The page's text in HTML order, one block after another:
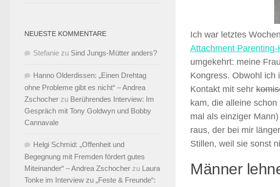
Ich war letztes
Attachment Parenting-
umgekehrt: meine
Kongress. Obwohl ich
Kontakt mit sehr
kam, die alleine
mal als einziger
raus, der bei mir
Stillen, weil sie sonst
Männer
NEUESTE KOMMENTARE
Stefanie zu Sind Jungs-Mütter anders?
Hanno Olderdissen: „Einen Drehtag
ohne Probleme gibt es nicht“ – Andrea
Zschocher zu Berührendes Interview: Im
Gespräch mit Tony Goldwyn und Bobby
Cannavale
Helgi Schmid: „Offenheit und
Begegnung mit Fremden fördert gutes
Miteinander“ – Andrea Zschocher zu Laura
Tonke im Interview zu „Feste & Freunde“: